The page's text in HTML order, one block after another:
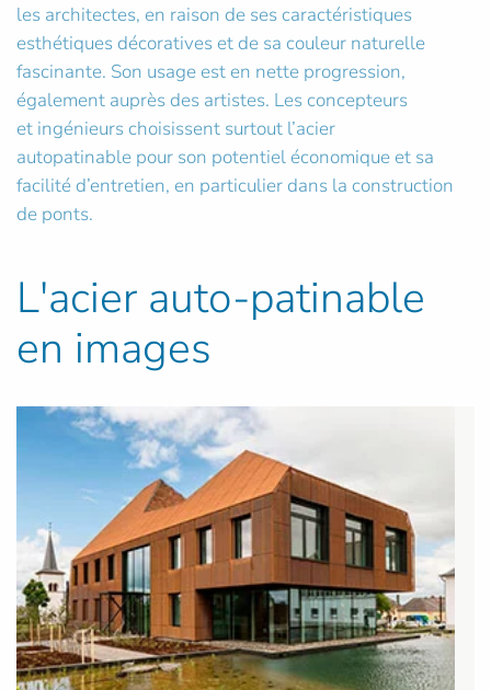
les architectes, en raison de ses caractéristiques
esthétiques décoratives et de sa couleur naturelle
fascinante. Son usage est en nette progression,
également auprès des artistes. Les concepteurs
et ingénieurs choisissent surtout l’acier
autopatinable pour son potentiel économique et sa
facilité d’entretien, en particulier dans la construction
de ponts.
L'acier auto-patinable
en images